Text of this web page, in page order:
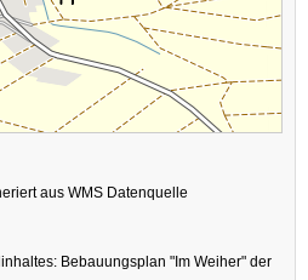
aus WMS Datenquelle
Bebauungsplan "Im Weiher" der